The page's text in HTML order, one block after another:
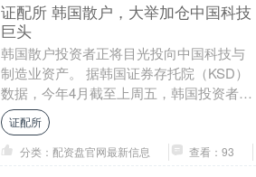
证配所 韩国散户，大举加仓中国科技
巨头
韩国散户投资者正将目光投向中国科技与
制造业资产。 据韩国证券存托院（KSD）
数据，今年4月截至上周五，韩国投资者大
举加仓中国科技巨头，买入标的从ETF延
伸至个股....
证配所
分类：配资盘官网最新信息
查看：93